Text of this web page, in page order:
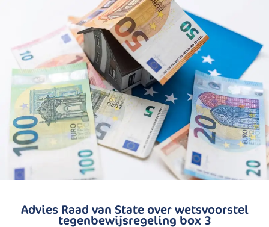
Zoeken
Advies Raad van State over wetsvoorstel
tegenbewijsregeling box 3